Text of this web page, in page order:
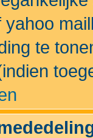
yahoo
te